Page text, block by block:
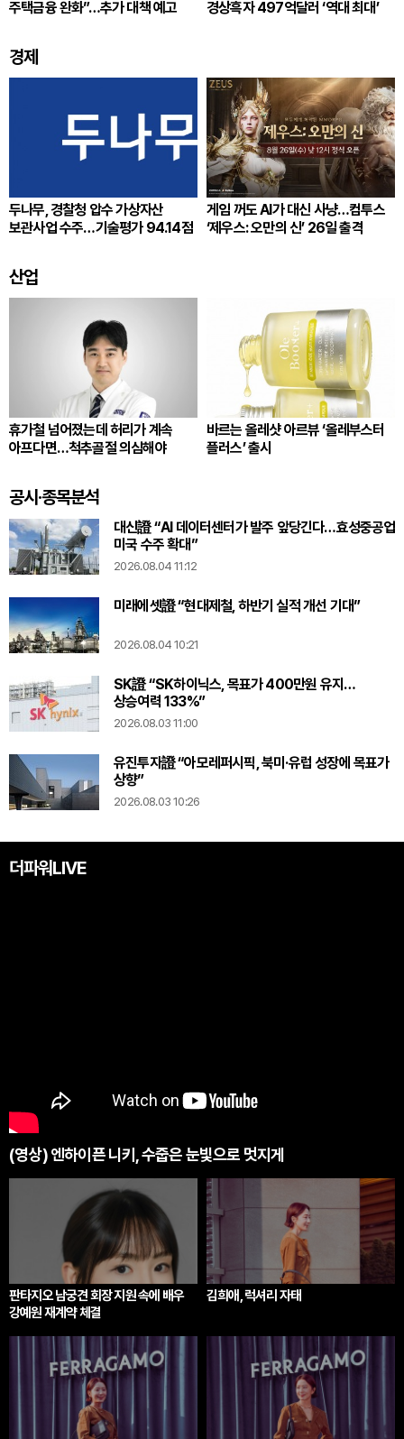
주택금융 완화”…추가 대책 예고 경상흑자 497억달러 ‘역대 최대’
경제
두나무, 경찰청 압수 가상자산
보관사업 수주…기술평가 94.14점
게임 꺼도 AI가 대신 사냥…컴투스
‘제우스: 오만의 신’ 26일 출격
산업
휴가철 넘어졌는데 허리가 계속
아프다면…척추골절 의심해야
바르는 올레샷 아르뷰 ‘올레부스터
플러스’ 출시
공시·종목분석
대신證 “AI 데이터센터가 발주 앞당긴다…효성중공업
미국 수주 확대”
2026.08.04 11:12
미래에셋證 “현대제철, 하반기 실적 개선 기대”
2026.08.04 10:21
SK證 “SK하이닉스, 목표가 400만원 유지…
상승여력 133%”
2026.08.03 11:00
유진투자證 “아모레퍼시픽, 북미·유럽 성장에 목표가
상향”
2026.08.03 10:26
더파워LIVE
(영상) 엔하이픈 니키, 수줍은 눈빛으로 멋지게
판타지오 남궁견 회장 지원 속에 배우
강예원 재계약 체결
김희애, 럭셔리 자태